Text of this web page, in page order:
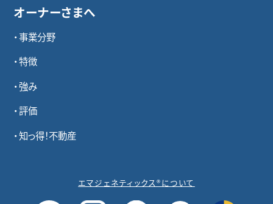
オーナーさまへ
事業分野
特徴
強み
評価
知っ得！不動産
エマジェネティックス®について